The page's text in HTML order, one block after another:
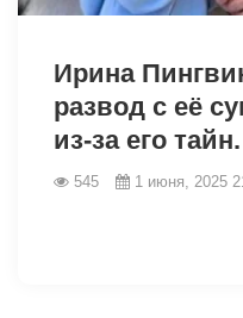
Ирина
развод с её
из-за его тайн.
545 1 июня, 2025